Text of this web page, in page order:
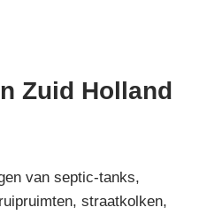
Zuid Holland
van septic-tanks,
straatkolken,